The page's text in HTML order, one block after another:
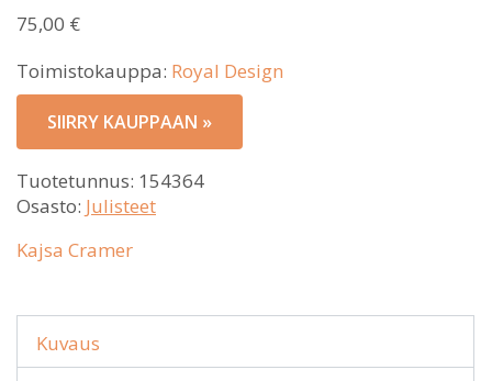
75,00 €
Toimistokauppa: Royal Design
SIIRRY KAUPPAAN »
Tuotetunnus: 154364
Osasto: Julisteet
Kajsa Cramer
Kuvaus